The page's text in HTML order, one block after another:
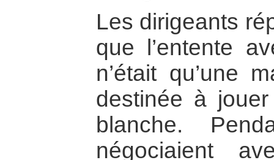
Les dirigeants
que l’entente
n’était qu’une
destinée à
blanche.
négociaient